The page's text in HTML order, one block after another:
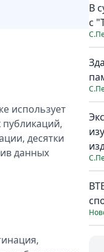
использует
десятки
данных
В
с